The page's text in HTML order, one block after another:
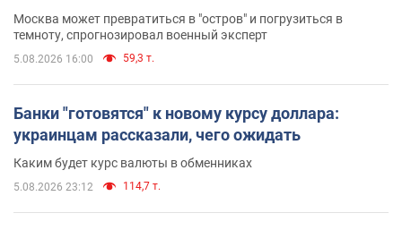
Москва может превратиться в "остров" и погрузиться в
темноту, спрогнозировал военный эксперт
5.08.2026 16:00 59,3 т.
Банки "готовятся" к новому курсу доллара:
украинцам рассказали, чего ожидать
Каким будет курс валюты в обменниках
5.08.2026 23:12 114,7 т.